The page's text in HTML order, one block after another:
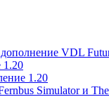
VDL
1.20
1.20
Simulator и